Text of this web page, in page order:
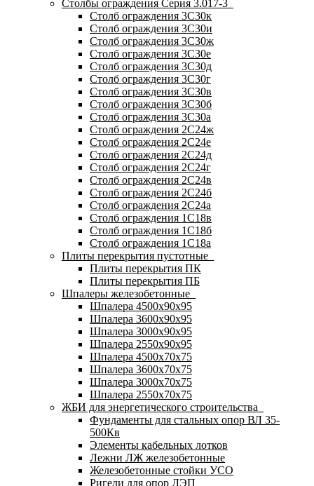
Столбы ограждения Серия 3.017-3
Столб ограждения 3С30к
Столб ограждения 3С30и
Столб ограждения 3С30ж
Столб ограждения 3С30е
Столб ограждения 3С30д
Столб ограждения 3С30г
Столб ограждения 3С30в
Столб ограждения 3С30б
Столб ограждения 3С30а
Столб ограждения 2С24ж
Столб ограждения 2С24е
Столб ограждения 2С24д
Столб ограждения 2С24г
Столб ограждения 2С24в
Столб ограждения 2С24б
Столб ограждения 2С24а
Столб ограждения 1С18в
Столб ограждения 1С18б
Столб ограждения 1С18а
Плиты перекрытия пустотные
Плиты перекрытия ПК
Плиты перекрытия ПБ
Шпалеры железобетонные
Шпалера 4500х90х95
Шпалера 3600х90х95
Шпалера 3000х90х95
Шпалера 2550х90х95
Шпалера 4500х70х75
Шпалера 3600х70х75
Шпалера 3000х70х75
Шпалера 2550х70х75
ЖБИ для энергетического строительства
Фундаменты для стальных опор ВЛ 35-
500Кв
Элементы кабельных лотков
Лежни ЛЖ железобетонные
Железобетонные стойки УСО
Ригели для опор ЛЭП